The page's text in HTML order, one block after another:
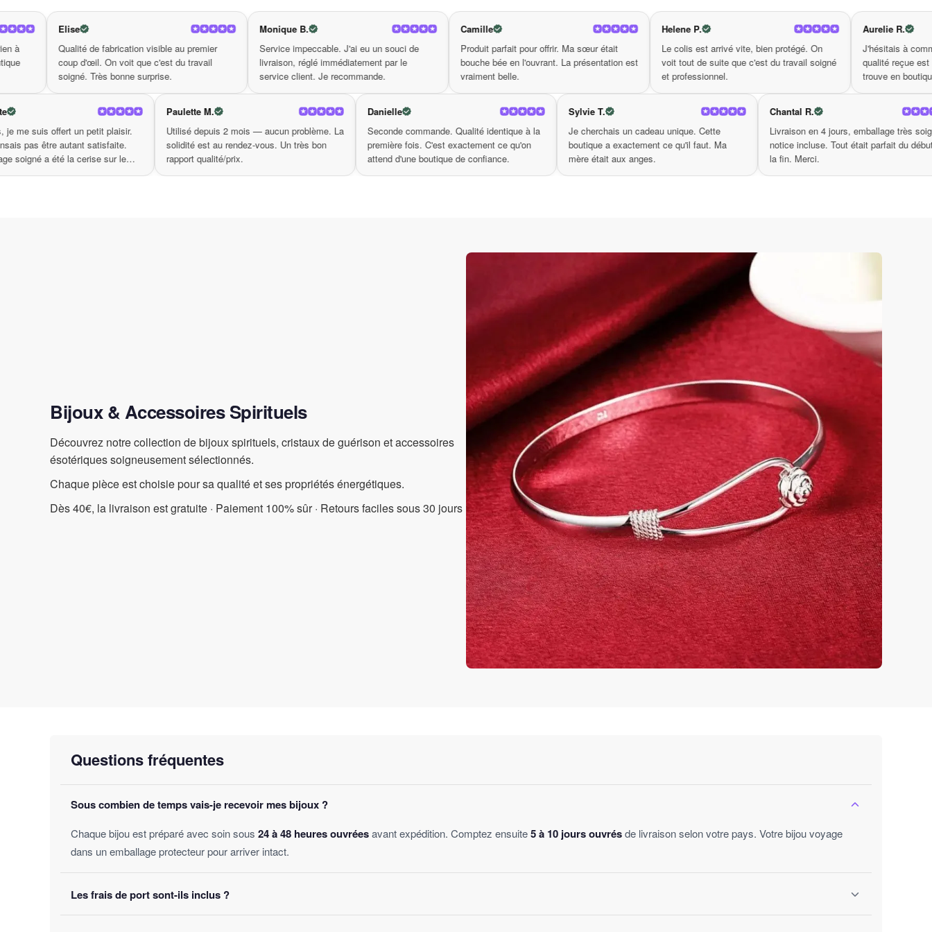
Ajoutez une petite touche de magie à votre décoration intérieure avec cet attrape-rêves majestueux. Chaque détail est pensé pour embellir vos nuits tout en
enrichissant votre routine nocturne. N’attendez plus pour inviter cette pièce merveilleuse dans votre maison et transformez votre espace en un havre de
paix! Ce n’est pas juste un objet, mais un véritable gardien de votre sommeil. Que la beauté et l’énergie positive de lapierre précieuse turquoisevous
enveloppent, vous offrant confort et bonheur nuit après nuit!
fabrication visible au premier
On voit que c'est du travail
bonne surprise.
Monique B.
Service impeccable. J'ai eu un souci de
livraison, réglé immédiatement par le
service client. Je recommande.
Camille
Produit parfait pour offrir. Ma sœur était
bouche bée en l'ouvrant. La présentation est
vraiment belle.
Helene P.
Le colis est arrivé vite, bien protégé. On
voit tout de suite que c'est du travail soigné
Aurelie R.
J'hésitais à commander en ligne mais la
qualité reçue est supérieure à ce qu'on
est
Georgette
À 70 ans, je me suis offert un petit plaisir.
Je ne pensais pas être autant satisfaite.
L'emballage soigné a été la cerise sur le
Paulette M.
Utilisé depuis 2 mois — aucun problème. La
solidité est au rendez-vous. Un très bon
Seconde commande. Qualité identique à la
première fois. C'est exactement ce qu'on
attend d'une boutique de confiance.
Je cherchais un cadeau unique. Cette
boutique a exactement ce qu'il faut. Ma
Chantal R.
Livraison en 4
notice incluse.
Bijoux & Accessoires Spirituels
Découvrez notre collection de bijoux spirituels, cristaux de guérison et accessoires
ésotériques soigneusement sélectionnés.
Chaque pièce est choisie pour sa qualité et ses propriétés énergétiques.
Dès 40€, la livraison est gratuite · Paiement 100% sûr · Retours faciles sous 30 jours
Questions fréquentes
Sous combien de temps vais-je recevoir mes bijoux ?
Chaque bijou est préparé avec soin sous 24 à 48 heures ouvréesavant expédition. Comptez ensuite5 à 10 jours ouvrésde livraison selon votre pays. Votre bijou voyage
dans un emballage protecteur pour arriver intact.
Les frais de port sont-ils inclus ?